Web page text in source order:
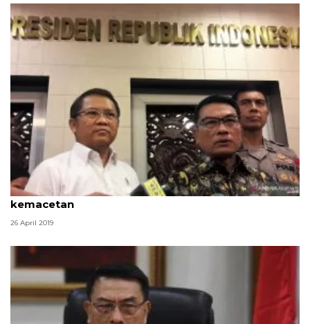
Pemerintah bahas persiapan mudik 2019 antisipasi
kemacetan
26 April 2019